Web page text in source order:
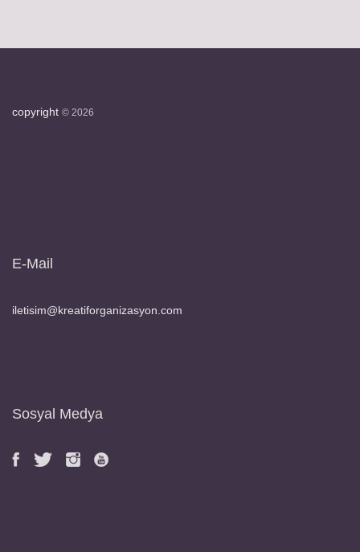
copyright © 2026
E-Mail
iletisim@kreatiforganizasyon.com
Sosyal Medya